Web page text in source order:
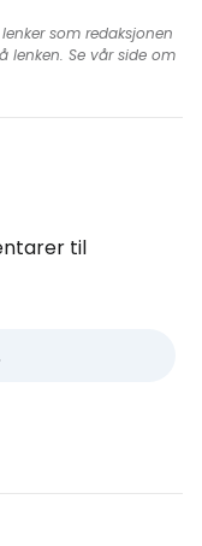
som redaksjonen
lenken. Se vår side om
til